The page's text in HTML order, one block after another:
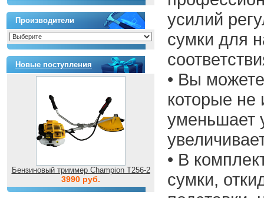
Производители
Новые поступления
Бензиновый триммер Champion T256-2
3990 руб.
усилий
сумки для
• Вы
которые не
уменьшает
• В
сумки,